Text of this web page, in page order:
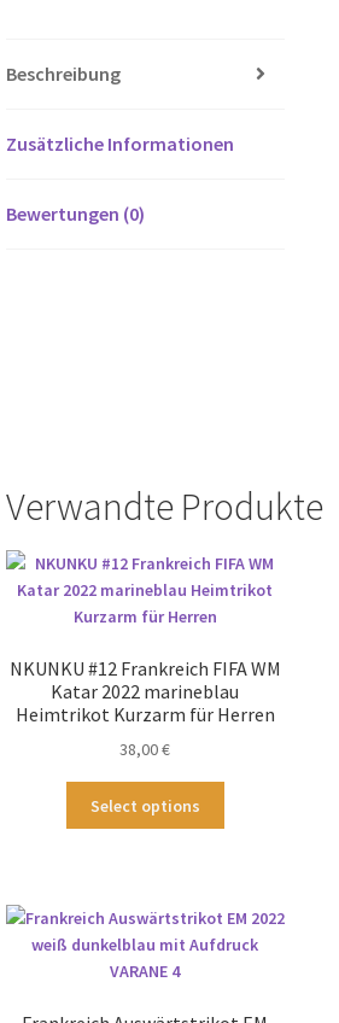
Beschreibung
Zusätzliche Informationen
Bewertungen (0)
Verwandte Produkte
NKUNKU #12 Frankreich FIFA WM
Katar 2022 marineblau
Heimtrikot Kurzarm für Herren
38,00€
Select options
auf.
Die